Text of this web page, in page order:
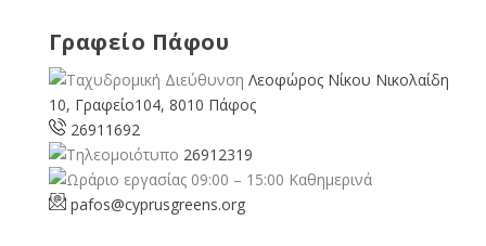
Γραφείο Πάφου
Λεοφώρος Νίκου Νικολαίδη
10, Γραφείο104, 8010 Πάφος
26911692
26912319
09:00 – 15:00 Καθημερινά
pafos@cyprusgreens.org